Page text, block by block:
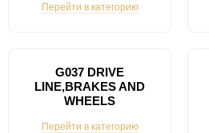
Перейти в категорию
G037 DRIVE
LINE,BRAKES AND
WHEELS
Перейти в категорию